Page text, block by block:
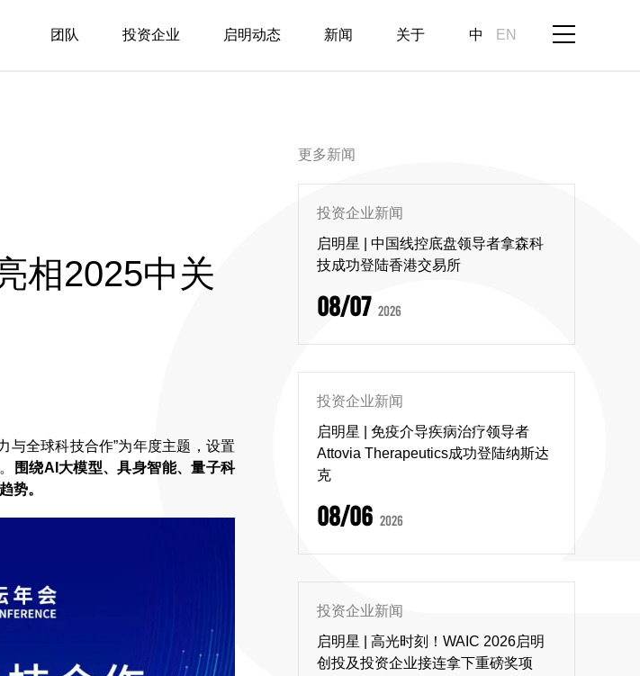
中 EN
团队 投资企业 启明动态 新闻 关于
相2025中关
与全球科技合作”为年度主题，设置
围绕AI大模型、具身智能、量子科
势。
更多新闻
投资企业新闻
启明星 | 中国线控底盘领导者拿森科
技成功登陆香港交易所
08/07 2026
投资企业新闻
启明星 | 免疫介导疾病治疗领导者
Attovia Therapeutics成功登陆纳斯达
克
08/06 2026
投资企业新闻
启明星 | 高光时刻！WAIC 2026启明
创投及投资企业接连拿下重磅奖项